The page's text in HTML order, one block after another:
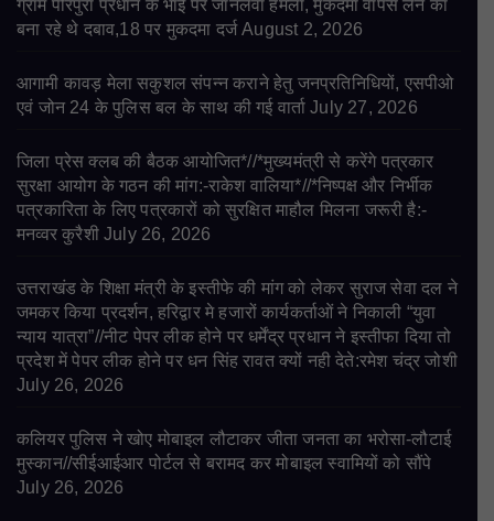
ग्राम पीरपुरा प्रधान के भाई पर जानलेवा हमला, मुकदमा वापस लेने का
बना रहे थे दबाव,18 पर मुकदमा दर्ज August 2, 2026
आगामी कावड़ मेला सकुशल संपन्न कराने हेतु जनप्रतिनिधियों, एसपीओ
एवं जोन 24 के पुलिस बल के साथ की गई वार्ता July 27, 2026
जिला प्रेस क्लब की बैठक आयोजित*//*मुख्यमंत्री से करेंगे पत्रकार
सुरक्षा आयोग के गठन की मांग:-राकेश वालिया*//*निष्पक्ष और निर्भीक
पत्रकारिता के लिए पत्रकारों को सुरक्षित माहौल मिलना जरूरी है:-
मनव्वर कुरैशी July 26, 2026
उत्तराखंड के शिक्षा मंत्री के इस्तीफे की मांग को लेकर सुराज सेवा दल ने
जमकर किया प्रदर्शन, हरिद्वार मे हजारों कार्यकर्ताओं ने निकाली “युवा
न्याय यात्रा”//नीट पेपर लीक होने पर धर्मेंद्र प्रधान ने इस्तीफा दिया तो
प्रदेश में पेपर लीक होने पर धन सिंह रावत क्यों नही देते:रमेश चंद्र जोशी
July 26, 2026
कलियर पुलिस ने खोए मोबाइल लौटाकर जीता जनता का भरोसा-लौटाई
मुस्कान//सीईआईआर पोर्टल से बरामद कर मोबाइल स्वामियों को सौंपे
July 26, 2026